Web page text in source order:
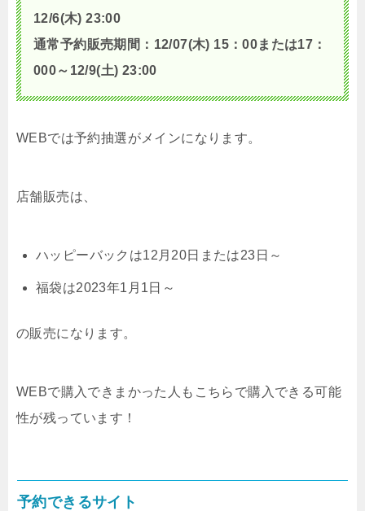
12/6(木) 23:00
通常予約販売期間：12/07(木) 15：00または17：
000～12/9(土) 23:00
WEBでは予約抽選がメインになります。
店舗販売は、
ハッピーバックは12月20日または23日～
福袋は2023年1月1日～
の販売になります。
WEBで購入できまかった人もこちらで購入できる可能
性が残っています！
予約できるサイト